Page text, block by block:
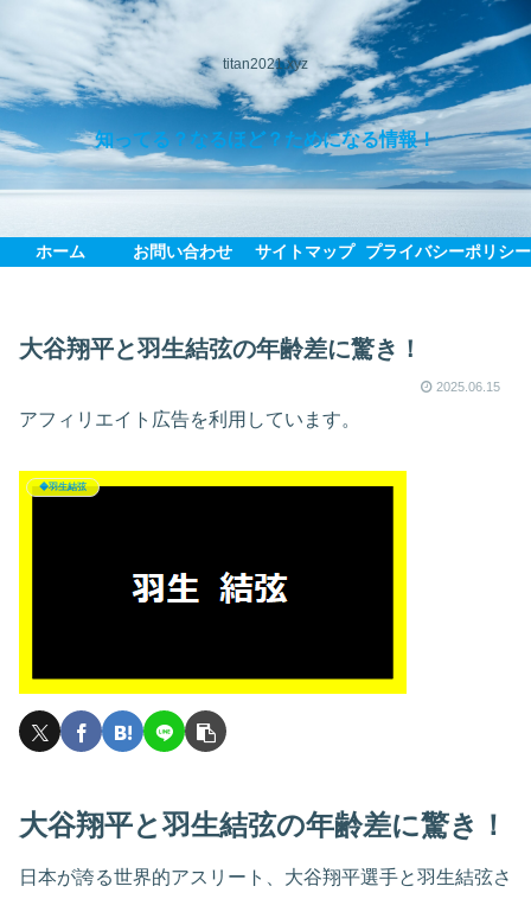
titan2021.xyz
知ってる？なるほど？ためになる情報！
ホーム お問い合わせ サイトマップ プライバシーポリシー
大谷翔平と羽生結弦の年齢差に驚き！
2025.06.15
アフィリエイト広告を利用しています。
◆羽生結弦
大谷翔平と羽生結弦の年齢差に驚き！
日本が誇る世界的アスリート、大谷翔平選手と羽生結弦さ